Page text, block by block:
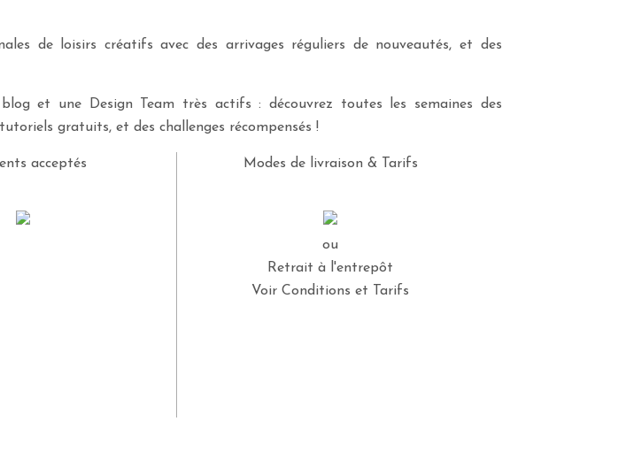
de loisirs créatifs avec des arrivages réguliers de nouveautés, et des
et une Design Team très actifs : découvrez toutes les semaines des
gratuits, et des challenges récompensés !
acceptés Modes de livraison & Tarifs
ou
Retrait à l'entrepôt
Voir Conditions et Tarifs